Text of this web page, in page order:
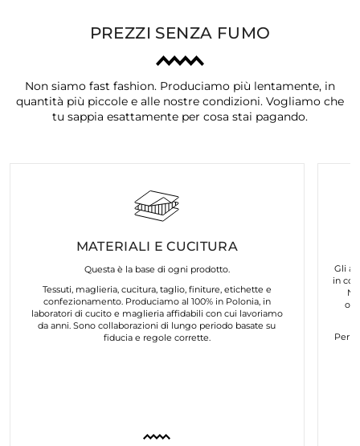
PREZZI SENZA FUMO
Non siamo fast fashion. Produciamo più lentamente, in
quantità più piccole e alle nostre condizioni. Vogliamo che
tu sappia esattamente per cosa stai pagando.
MATERIALI E CUCITURA
Questa è la base di ogni prodotto.
Tessuti, maglieria, cucitura, taglio, finiture, etichette e
confezionamento. Produciamo al 100% in Polonia, in
laboratori di cucito e maglieria affidabili con cui lavoriamo
da anni. Sono collaborazioni di lungo periodo basate su
fiducia e regole corrette.
Gli
in
Per